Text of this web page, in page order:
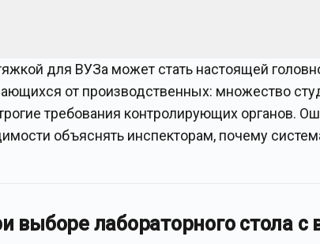
для ВУЗа может стать настоящей
от производственных: множество
требования контролирующих органов.
объяснять инспекторам, почему
выборе лабораторного стола